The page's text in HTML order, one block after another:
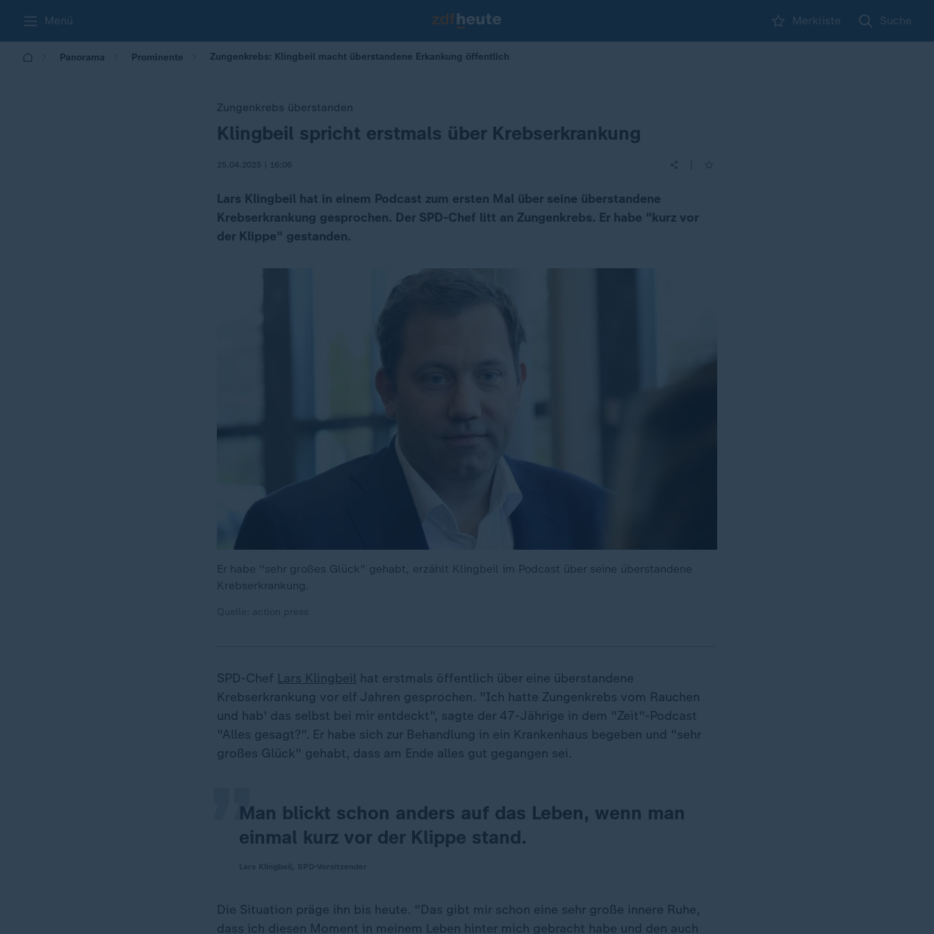
Menü Merkliste Suche
Panorama Prominente Zungenkrebs: Klingbeil macht überstandene Erkankung öffentlich
Zungenkrebs überstanden
:Klingbeil spricht erstmals über Krebserkrankung
25.04.2025 | 16:06
Lars Klingbeil hat in einem Podcast zum ersten Mal über seine überstandene
Krebserkrankung gesprochen. Der SPD-Chef litt an Zungenkrebs. Er habe "kurz vor
der Klippe" gestanden.
Er habe "sehr großes Glück" gehabt, erzählt Klingbeil im Podcast über seine überstandene
Krebserkrankung.
SPD-Chef Lars Klingbeil hat erstmals öffentlich über eine überstandene
Krebserkrankung vor elf Jahren gesprochen. "Ich hatte Zungenkrebs vom Rauchen
und hab' das selbst bei mir entdeckt", sagte der 47-Jährige in dem "Zeit"-Podcast
"Alles gesagt?". Er habe sich zur Behandlung in ein Krankenhaus begeben und "sehr
großes Glück" gehabt, dass am Ende alles gut gegangen sei.
Man blickt schon anders auf das Leben, wenn man
einmal kurz vor der Klippe stand.
„
Die Situation präge ihn bis heute. "Das gibt mir schon eine sehr große innere Ruhe,
dass ich diesen Moment in meinem Leben hinter mich gebracht habe und den auch